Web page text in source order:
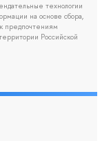
технологии
на основе сбора,
предпочтениям
Российской